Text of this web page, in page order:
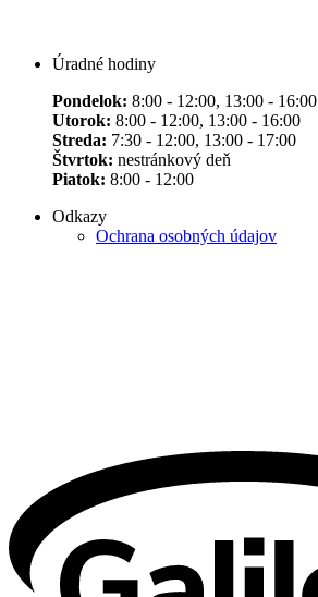
Úradné hodiny
Pondelok: 8:00 - 12:00, 13:00 - 16:00
Utorok: 8:00 - 12:00, 13:00 - 16:00
Streda: 7:30 - 12:00, 13:00 - 17:00
Štvrtok: nestránkový deň
Piatok: 8:00 - 12:00
Odkazy
Ochrana osobných údajov